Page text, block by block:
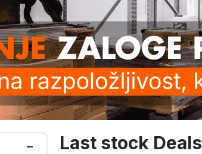
Last stock Deals